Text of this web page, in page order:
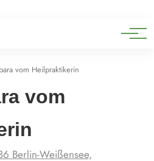
vom Heilpraktikerin
vom
Berlin-Weißensee,